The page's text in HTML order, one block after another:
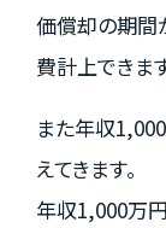
価償却の期間
費計上できます
また年収
えてきます。
年収1,000万